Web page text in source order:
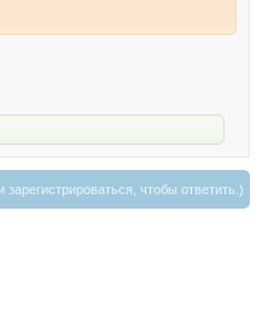
чтобы ответить.)